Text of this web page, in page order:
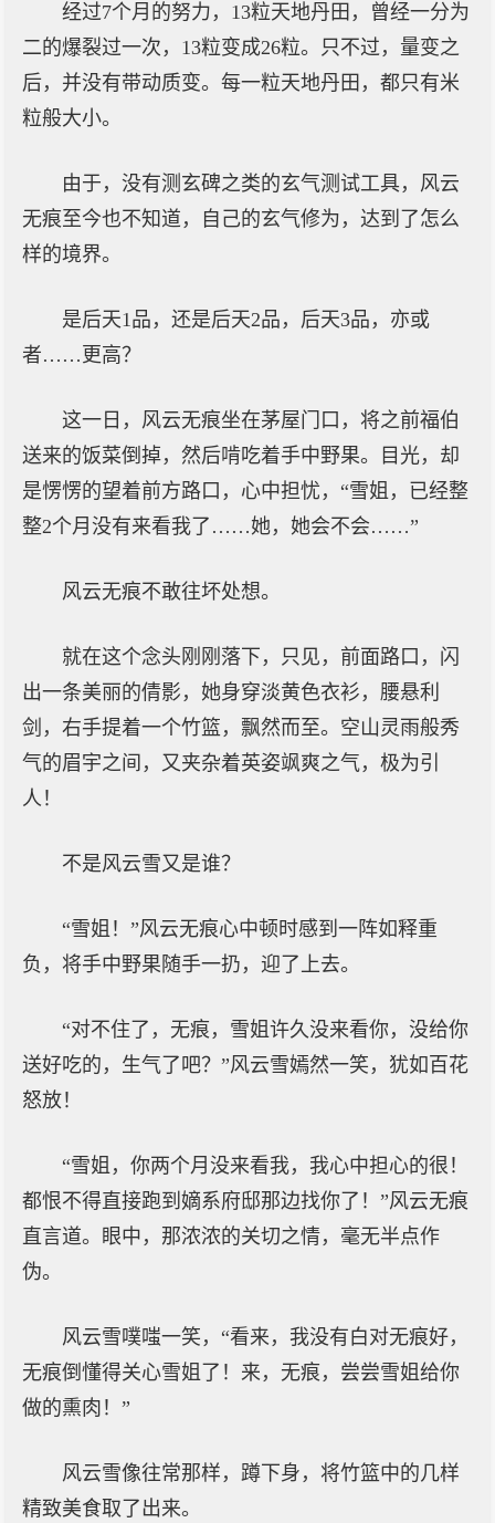
经过7个月的努力，13粒天地丹田，曾经一分为
二的爆裂过一次，13粒变成26粒。只不过，量变之
后，并没有带动质变。每一粒天地丹田，都只有米
粒般大小。
由于，没有测玄碑之类的玄气测试工具，风云
无痕至今也不知道，自己的玄气修为，达到了怎么
样的境界。
是后天1品，还是后天2品，后天3品，亦或
者……更高？
这一日，风云无痕坐在茅屋门口，将之前福伯
送来的饭菜倒掉，然后啃吃着手中野果。目光，却
是愣愣的望着前方路口，心中担忧，“雪姐，已经整
整2个月没有来看我了……她，她会不会……”
风云无痕不敢往坏处想。
就在这个念头刚刚落下，只见，前面路口，闪
出一条美丽的倩影，她身穿淡黄色衣衫，腰悬利
剑，右手提着一个竹篮，飘然而至。空山灵雨般秀
气的眉宇之间，又夹杂着英姿飒爽之气，极为引
人！
不是风云雪又是谁？
“雪姐！”风云无痕心中顿时感到一阵如释重
负，将手中野果随手一扔，迎了上去。
“对不住了，无痕，雪姐许久没来看你，没给你
送好吃的，生气了吧？”风云雪嫣然一笑，犹如百花
怒放！
“雪姐，你两个月没来看我，我心中担心的很！
都恨不得直接跑到嫡系府邸那边找你了！”风云无痕
直言道。眼中，那浓浓的关切之情，毫无半点作
伪。
风云雪噗嗤一笑，“看来，我没有白对无痕好，
无痕倒懂得关心雪姐了！来，无痕，尝尝雪姐给你
做的熏肉！”
风云雪像往常那样，蹲下身，将竹篮中的几样
精致美食取了出来。